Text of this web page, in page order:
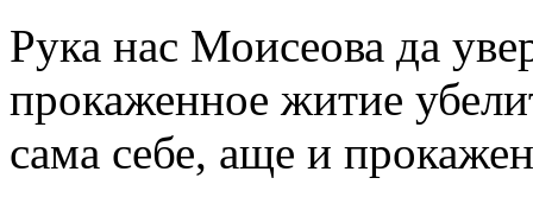
Рука нас Моисеова да
прокаженное житие
сама себе, аще и